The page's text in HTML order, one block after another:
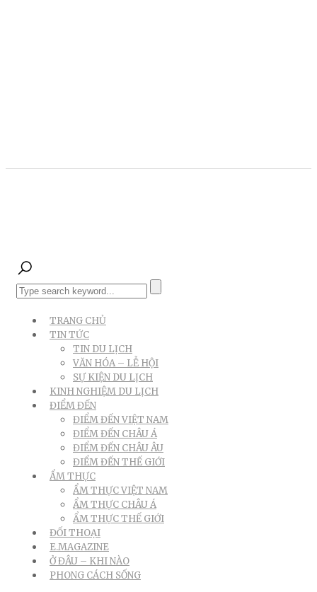
TRANG CHỦ
TIN TỨC
TIN DU LỊCH
VĂN HÓA – LỄ HỘI
SỰ KIỆN DU LỊCH
KINH NGHIỆM DU LỊCH
ĐIỂM ĐẾN
ĐIỂM ĐẾN VIỆT NAM
ĐIỂM ĐẾN CHÂU Á
ĐIỂM ĐẾN CHÂU ÂU
ĐIỂM ĐẾN THẾ GIỚI
ẨM THỰC
ẨM THỰC VIỆT NAM
ẨM THỰC CHÂU Á
ẨM THỰC THẾ GIỚI
ĐỐI THOẠI
E.MAGAZINE
Ở ĐÂU – KHI NÀO
PHONG CÁCH SỐNG